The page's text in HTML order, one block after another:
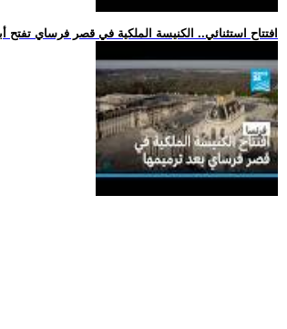
.. افتتاح استثنائي.. الكنيسة الملكية في قصر فرساي تفتح